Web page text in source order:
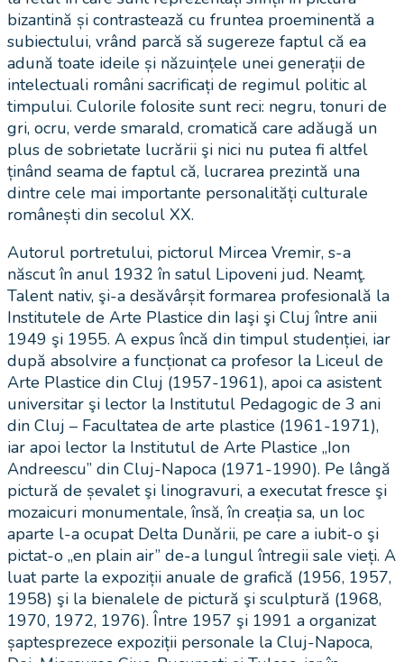
bizantină și contrastează cu fruntea proeminentă a
subiectului, vrând parcă să sugereze faptul că ea
adună toate ideile și năzuințele unei generații de
intelectuali români sacrificați de regimul politic al
timpului. Culorile folosite sunt reci: negru, tonuri de
gri, ocru, verde smarald, cromatică care adăugă un
plus de sobrietate lucrării şi nici nu putea fi altfel
ținând seama de faptul că, lucrarea prezintă una
dintre cele mai importante personalități culturale
românești din secolul XX.
Autorul portretului, pictorul Mircea Vremir, s-a
născut în anul 1932 în satul Lipoveni jud. Neamţ.
Talent nativ, şi-a desăvârșit formarea profesională la
Institutele de Arte Plastice din Iaşi şi Cluj între anii
1949 şi 1955. A expus încă din timpul studenției, iar
după absolvire a funcționat ca profesor la Liceul de
Arte Plastice din Cluj (1957-1961), apoi ca asistent
universitar şi lector la Institutul Pedagogic de 3 ani
din Cluj – Facultatea de arte plastice (1961-1971),
iar apoi lector la Institutul de Arte Plastice „Ion
Andreescu” din Cluj-Napoca (1971-1990). Pe lângă
pictură de șevalet şi linogravuri, a executat fresce şi
mozaicuri monumentale, însă, în creația sa, un loc
aparte l-a ocupat Delta Dunării, pe care a iubit-o şi
pictat-o „en plain air” de-a lungul întregii sale vieți. A
luat parte la expoziții anuale de grafică (1956, 1957,
1958) şi la bienalele de pictură şi sculptură (1968,
1970, 1972, 1976). Între 1957 şi 1991 a organizat
șaptesprezece expoziții personale la Cluj-Napoca,